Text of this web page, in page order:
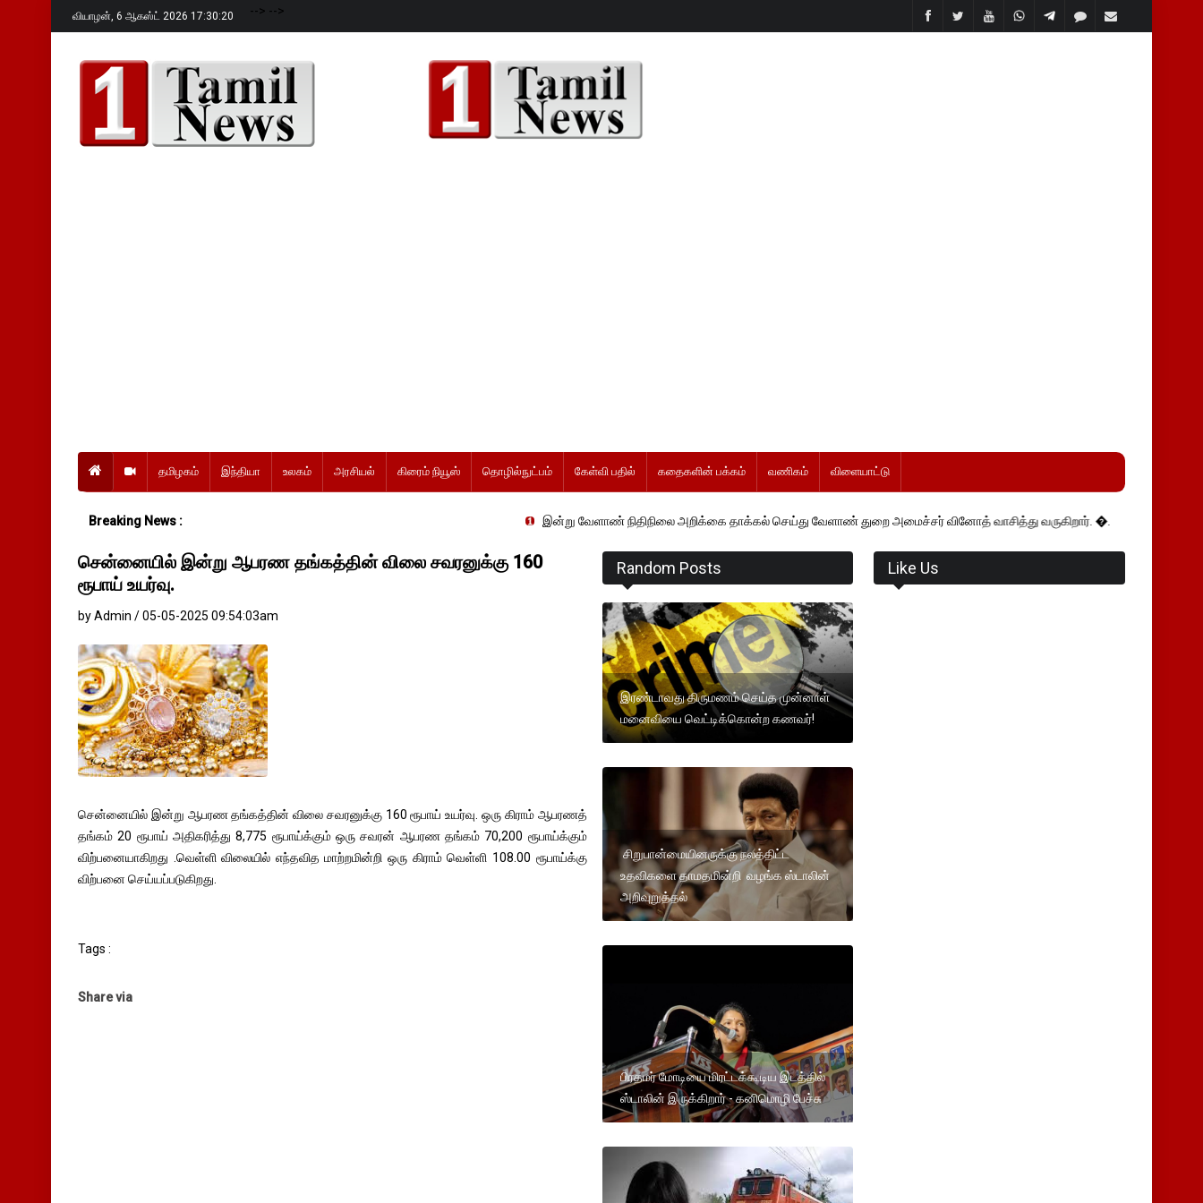
வியாழன், 6 ஆகஸ்ட் 2026 17:30:21 --> -->
தமிழகம் இந்தியா உலகம் அரசியல் கிரைம் நியூஸ் தொழில்நுட்பம் கேள்வி பதில் கதைகளின் பக்கம் வணிகம் விளையாட்டு
Breaking News : இன்று வேளாண் நிதிநிலை அறிக்கை தாக்கல் செய்து வேளாண் துறை அமைச்சர் வினோத் வாசித்து வருகிறார். �.
சென்னையில் இன்று ஆபரண தங்கத்தின் விலை சவரனுக்கு 160
ரூபாய் உயர்வு.
by Admin / 05-05-2025 09:54:03am
சென்னையில் இன்று ஆபரண தங்கத்தின் விலை சவரனுக்கு 160 ரூபாய் உயர்வு. ஒரு கிராம் ஆபரணத்
தங்கம் 20 ரூபாய் அதிகரித்து 8,775 ரூபாய்க்கும் ஒரு சவரன் ஆபரண தங்கம் 70,200 ரூபாய்க்கும்
விற்பனையாகிறது .வெள்ளி விலையில் எந்தவித மாற்றமின்றி ஒரு கிராம் வெள்ளி 108.00 ரூபாய்க்கு
விற்பனை செய்யப்படுகிறது.
Tags :
Share via
Random Posts
இரண்டாவது திருமணம் செய்த முன்னாள்
மனைவியை வெட்டிக்கொன்ற கணவர்!
சிறுபான்மையினருக்கு நலத்திட்ட
உதவிகளை தாமதமின்றி வழங்க ஸ்டாலின்
அறிவுறுத்தல்
பிரதமர் மோடியை மிரட்டக்கூடிய இடத்தில்
ஸ்டாலின் இருக்கிறார் - கனிமொழி பேச்சு
Like Us